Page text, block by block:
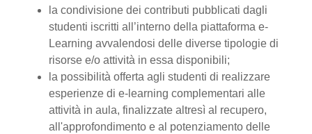
la condivisione dei contributi pubblicati dagli
studenti iscritti all’interno della piattaforma e-
Learning avvalendosi delle diverse tipologie di
risorse e/o attività in essa disponibili;
la possibilità offerta agli studenti di realizzare
esperienze di e-learning complementari alle
attività in aula, finalizzate altresì al recupero,
all'approfondimento e al potenziamento delle